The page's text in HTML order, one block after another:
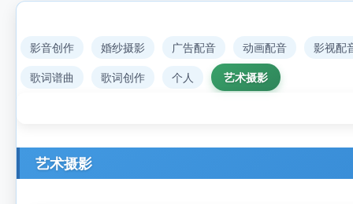
影音创作 婚纱摄影 广告配音 动画配音
影视配
歌词谱曲
歌词创作 个人 艺术摄影
艺术摄影